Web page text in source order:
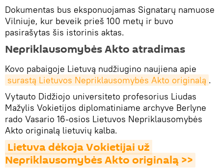
Dokumentas bus eksponuojamas Signatarų namuose
Vilniuje, kur beveik prieš 100 metų ir buvo
pasirašytas šis istorinis aktas.
Nepriklausomybės Akto atradimas
Kovo pabaigoje Lietuvą nudžiugino naujiena apie
surastą Lietuvos Nepriklausomybės Akto originalą .
Vytauto Didžiojo universiteto profesorius Liudas
Mažylis Vokietijos diplomatiniame archyve Berlyne
rado Vasario 16-osios Lietuvos Nepriklausomybės
Akto originalą lietuvių kalba.
Lietuva dėkoja Vokietijai už
Nepriklausomybės Akto originalą >>